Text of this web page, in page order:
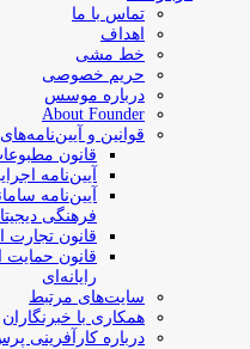
تماس با ما
اهداف
خط مشی
حریم خصوصی
درباره موسس
About Founder
قوانین و
‌قانون
آیین‌نامه
آیین‌نامه
فرهنگی
قانون تجارت
قانون حمایت
رایانه‌ای
سایت‌های مرتبط
همکاری با خبرنگاران
درباره کارآفرینی